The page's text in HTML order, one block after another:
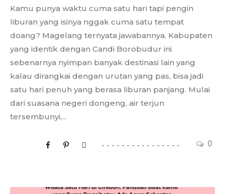
0
Kamu punya waktu cuma satu hari tapi pengin
liburan yang isinya nggak cuma satu tempat
doang? Magelang ternyata jawabannya. Kabupaten
yang identik dengan Candi Borobudur ini
sebenarnya nyimpan banyak destinasi lain yang
kalau dirangkai dengan urutan yang pas, bisa jadi
satu hari penuh yang berasa liburan panjang. Mulai
dari suasana negeri dongeng, air terjun
tersembunyi,...